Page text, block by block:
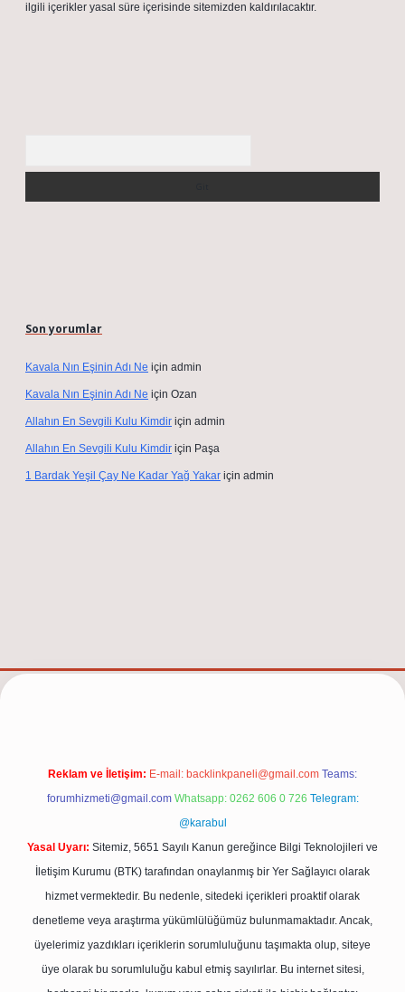
ilgili içerikler yasal süre içerisinde sitemizden kaldırılacaktır.
Son yorumlar
Kavala Nın Eşinin Adı Ne için admin
Kavala Nın Eşinin Adı Ne için Ozan
Allahın En Sevgili Kulu Kimdir için admin
Allahın En Sevgili Kulu Kimdir için Paşa
1 Bardak Yeşil Çay Ne Kadar Yağ Yakar için admin
Reklam ve İletişim: E-mail: backlinkpaneli@gmail.com Teams:
forumhizmeti@gmail.com Whatsapp: 0262 606 0 726 Telegram:
@karabul
Yasal Uyarı: Sitemiz, 5651 Sayılı Kanun gereğince Bilgi Teknolojileri ve
İletişim Kurumu (BTK) tarafından onaylanmış bir Yer Sağlayıcı olarak
hizmet vermektedir. Bu nedenle, sitedeki içerikleri proaktif olarak
denetleme veya araştırma yükümlülüğümüz bulunmamaktadır. Ancak,
üyelerimiz yazdıkları içeriklerin sorumluluğunu taşımakta olup, siteye
üye olarak bu sorumluluğu kabul etmiş sayılırlar. Bu internet sitesi,